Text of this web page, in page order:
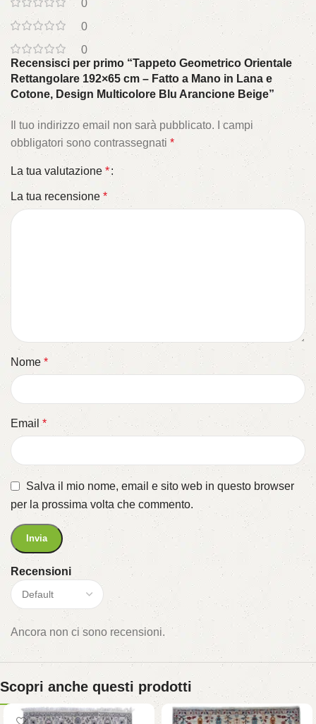
0
0
0
Recensioni
Ancora non ci sono recensioni.
Recensisci per primo “Tappeto Geometrico Orientale
Rettangolare 192×65 cm – Fatto a Mano in Lana e
Cotone, Design Multicolore Blu Arancione Beige”
Il tuo indirizzo email non sarà pubblicato.
I campi
obbligatori sono contrassegnati *
La tua valutazione*
La tua recensione *
Nome *
Email*
Salva il mio nome, email e sito web in questo browser
per la prossima volta che commento.
Scopri anche questi prodotti